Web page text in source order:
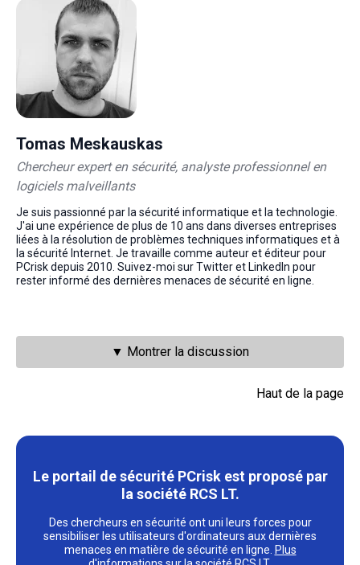
Tomas Meskauskas
Chercheur expert en sécurité, analyste professionnel en
logiciels malveillants
Je suis passionné par la sécurité informatique et la technologie.
J'ai une expérience de plus de 10 ans dans diverses entreprises
liées à la résolution de problèmes techniques informatiques et à
la sécurité Internet. Je travaille comme auteur et éditeur pour
PCrisk depuis 2010. Suivez-moi sur Twitter et LinkedIn pour
rester informé des dernières menaces de sécurité en ligne.
▼ Montrer la discussion
Haut de la page
Le portail de sécurité PCrisk est proposé par
la société RCS LT.
Des chercheurs en sécurité ont uni leurs forces pour
sensibiliser les utilisateurs d'ordinateurs aux dernières
menaces en matière de sécurité en ligne. Plus